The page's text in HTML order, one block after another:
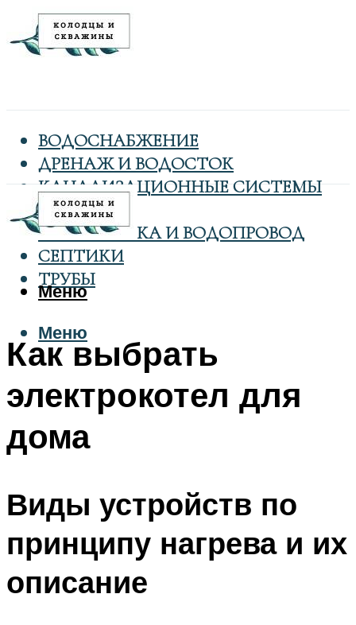
ВОДОСНАБЖЕНИЕ
ДРЕНАЖ И ВОДОСТОК
КАНАЛИЗАЦИОННЫЕ СИСТЕМЫ
КОЛОДЦЫ
САНТЕХНИКА И ВОДОПРОВОД
СЕПТИКИ
ТРУБЫ
Меню
Меню
Как выбрать
электрокотел для
дома
Виды устройств по
принципу нагрева и их
описание